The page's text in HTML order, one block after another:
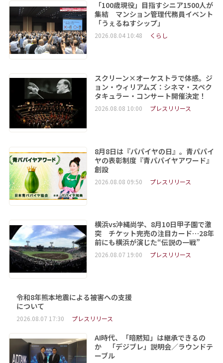
「100歳現役」目指すシニア1500人が
集結 マンション管理代務員イベント
「うぇるねすシップ」
2026.08.04 10:48 くらし
スクリーン×オーケストラで体感。ジ
ョン・ウィリアムズ：シネマ・スペク
タキュラー・コンサート開催決定！
2026.08.08 10:00 プレスリリース
8月8日は『パパイヤの日』。青パパイ
ヤの表彰制度『青パパイヤアワード』
創設
2026.08.08 09:50 プレスリリース
横浜vs沖縄尚学、8月10日甲子園で激
突 チケット完売の注目カード…28年
前にも横浜が演じた“伝説の一戦”
2026.08.07 19:00 プレスリリース
令和8年熊本地震による被害への支援
について
2026.08.07 17:30 プレスリリース
AI時代、「暗黙知」は継承できるの
か 「デジブレ」説明会／ラウンドテ
ーブル